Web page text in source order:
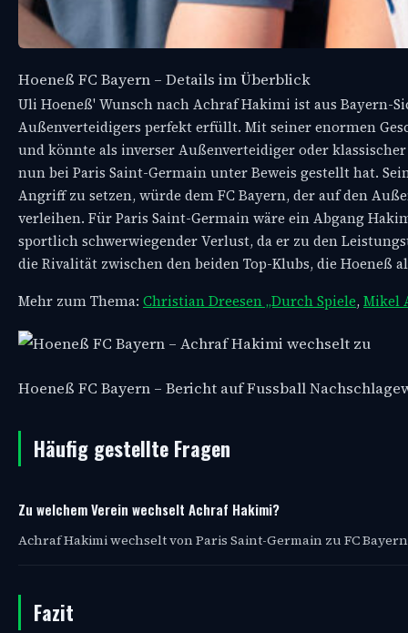
Hoeneß FC Bayern – Details im Überblick
Uli Hoeneß' Wunsch nach Achraf Hakimi ist aus Bayern-
Außenverteidigers perfekt erfüllt. Mit seiner enormen
und könnte als inverser Außenverteidiger oder
nun bei Paris Saint-Germain unter Beweis gestellt hat.
Angriff zu setzen, würde dem FC Bayern, der auf den
verleihen. Für Paris Saint-Germain wäre ein Abgang
sportlich schwerwiegender Verlust, da er zu den
die Rivalität zwischen den beiden Top-Klubs, die
Mehr zum Thema: Christian Dreesen „Durch Spiele, Mikel
Hoeneß FC Bayern – Bericht auf Fussball
Häufig gestellte Fragen
Zu welchem Verein wechselt Achraf Hakimi?
Achraf Hakimi wechselt von Paris Saint-Germain zu FC
Fazit